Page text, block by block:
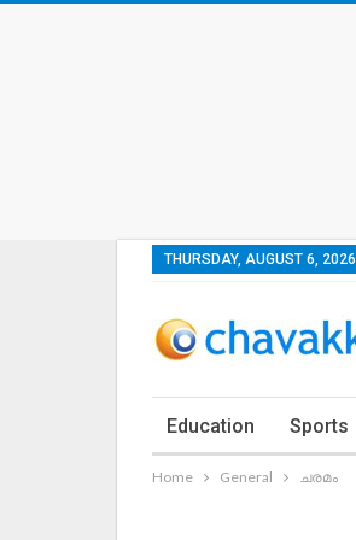
THURSDAY, AUGUST 6, 2026
Education Sports
Home General ചരമം